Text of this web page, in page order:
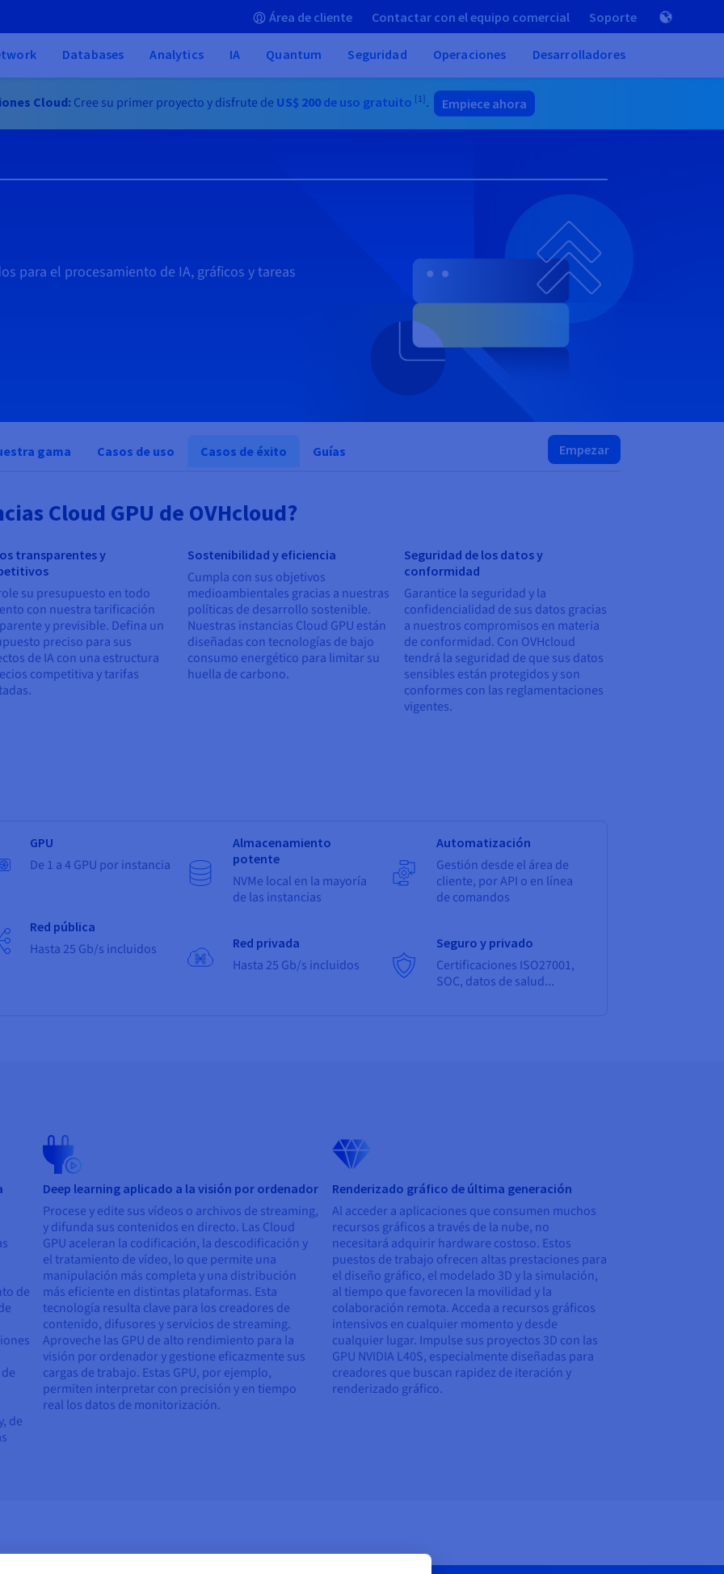
Área de cliente Contactar con el equipo comercial Soporte
Databases Analytics IA Quantum Seguridad Operaciones Desarrolladores
Cloud:Cree su primer proyecto y disfrute de US$ 200de uso gratuito [1]. Empiece ahora
para el procesamiento de IA, gráficos y tareas
gama Casos de uso Casos de éxito Guías Empezar
Cloud GPU de OVHcloud?
transparentes y
su presupuesto en todo
con nuestra tarificación
y previsible. Defina un
preciso para sus
de IA con una estructura
competitiva y tarifas
Sostenibilidad y eficiencia
Cumpla con sus objetivos
medioambientales gracias a nuestras
políticas de desarrollo sostenible.
Nuestras instancias Cloud GPU están
diseñadas con tecnologías de bajo
consumo energético para limitar su
huella de carbono.
Seguridad de los datos y
conformidad
Garantice la seguridad y la
confidencialidad de sus datos gracias
a nuestros compromisos en materia
de conformidad. Con OVHcloud
tendrá la seguridad de que sus datos
sensibles están protegidos y son
conformes con las reglamentaciones
vigentes.
GPU
De 1 a 4 GPU por instancia
Red pública
Hasta 25 Gb/s incluidos
Almacenamiento
potente
NVMe local en la mayoría
de las instancias
Red privada
Hasta 25 Gb/s incluidos
Automatización
Gestión desde el área de
cliente, por API o en línea
de comandos
Seguro y privado
Certificaciones ISO27001,
SOC, datos de salud...
de
de
Deep learning aplicado a la visión por ordenador
Procese y edite sus vídeos o archivos de streaming,
y difunda sus contenidos en directo. Las Cloud
GPU aceleran la codificación, la descodificación y
el tratamiento de vídeo, lo que permite una
manipulación más completa y una distribución
más eficiente en distintas plataformas. Esta
tecnología resulta clave para los creadores de
contenido, difusores y servicios de streaming.
Aproveche las GPU de alto rendimiento para la
visión por ordenador y gestione eficazmente sus
cargas de trabajo. Estas GPU, por ejemplo,
permiten interpretar con precisión y en tiempo
real los datos de monitorización.
Renderizado gráfico de última generación
Al acceder a aplicaciones que consumen muchos
recursos gráficos a través de la nube, no
necesitará adquirir hardware costoso. Estos
puestos de trabajo ofrecen altas prestaciones para
el diseño gráfico, el modelado 3D y la simulación,
al tiempo que favorecen la movilidad y la
colaboración remota. Acceda a recursos gráficos
intensivos en cualquier momento y desde
cualquier lugar. Impulse sus proyectos 3D con las
GPU NVIDIA L40S, especialmente diseñadas para
creadores que buscan rapidez de iteración y
renderizado gráfico.